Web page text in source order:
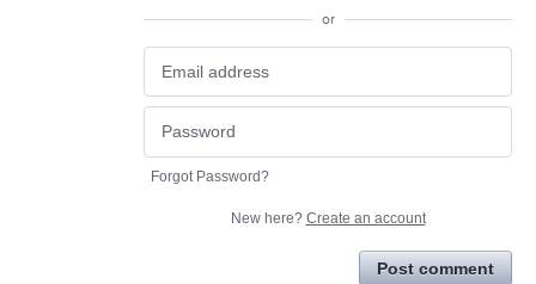
or
Forgot Password?
New here? Create an account
Post comment